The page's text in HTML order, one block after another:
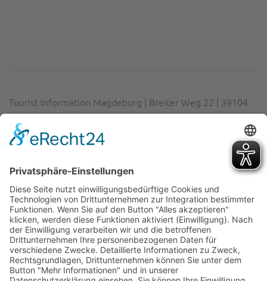
Tourist Information Magdeburg | Breiter Weg 22 | 39104
Magdeburg
Telefon:0391 63 60 14 02
info@visitmagdeburg.de
Impressum|Datenschutz|Erklärung zur Barrierefreiheit|
Cookie-Einstellungen
Gefördert durch das Land Sachsen-Anhalt